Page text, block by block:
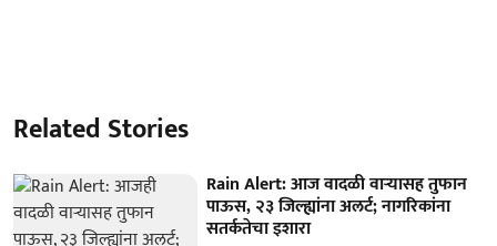
Related Stories
Rain Alert: आज वादळी वाऱ्यासह तुफान
पाऊस, २३ जिल्ह्यांना अलर्ट; नागरिकांना
सतर्कतेचा इशारा